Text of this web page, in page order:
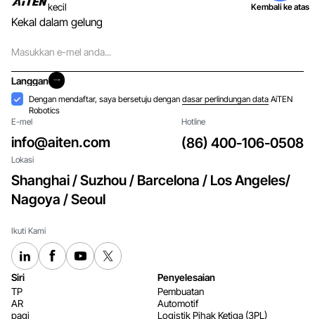
kecil
Kekal dalam gelung
mel
Langgan
Langgan
Penerimaan
Dengan mendaftar, saya bersetuju dengan dasar perlindungan dataAiTEN
Robotics
E-mel
info@aiten.com
Hotline
(86) 400-106-0508
Lokasi
Shanghai / Suzhou / Barcelona / Los Angeles/
Nagoya / Seoul
Ikuti Kami
Siri
TP
AR
pagi
Penyelesaian
Pembuatan
Automotif
Logistik Pihak Ketiga (3PL)
Kembali ke atas